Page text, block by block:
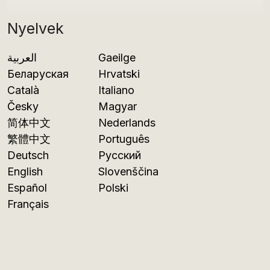
Nyelvek
العربية
Беларуская
Català
Česky
简体中文
繁體中文
Deutsch
English
Español
Français
Gaeilge
Hrvatski
Italiano
Magyar
Nederlands
Português
Русский
Slovenščina
Polski